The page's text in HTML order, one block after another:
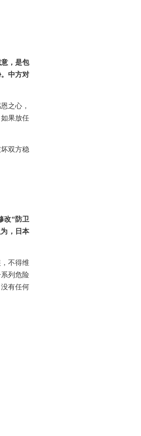
，是包
中方对
之心，
果放任
双方稳
改“防卫
，日本
不得维
列危险
有任何